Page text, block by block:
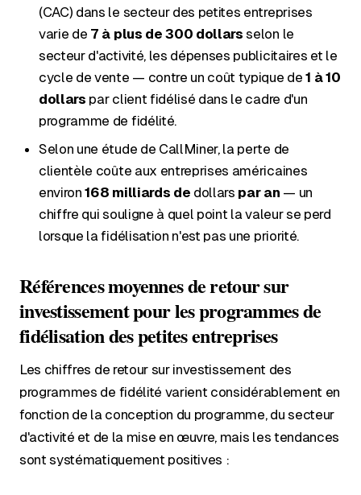
(CAC) dans le secteur des petites entreprises
varie de 7 à plus de 300 dollars selon le
secteur d'activité, les dépenses publicitaires et le
cycle de vente — contre un coût typique de1 à 10
dollars par client fidélisé dans le cadre d'un
programme de fidélité.
Selon une étude de CallMiner, la perte de
clientèle coûte aux entreprises américaines
environ168 milliards de dollars par an — un
chiffre qui souligne à quel point la valeur se perd
lorsque la fidélisation n'est pas une priorité.
Références moyennes de retour sur
investissement pour les programmes de
fidélisation des petites entreprises
Les chiffres de retour sur investissement des
programmes de fidélité varient considérablement en
fonction de la conception du programme, du secteur
d'activité et de la mise en œuvre, mais les tendances
sont systématiquement positives :